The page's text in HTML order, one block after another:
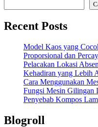
Recent Posts
Model Kaos yang
Proporsional dan
Pelacakan Lokasi
Kehadiran yang Lebih
Cara Menggunakan
Fungsi Mesin Gilingan
Penyebab Kompos
Blogroll